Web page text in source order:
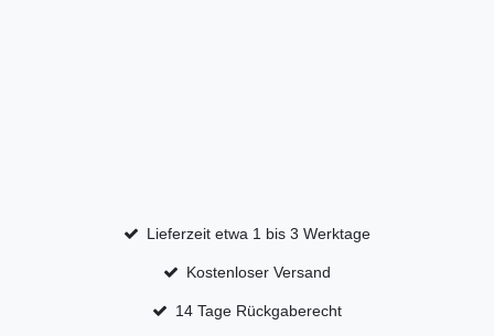
Lieferzeit etwa 1 bis 3 Werktage
Kostenloser Versand
14 Tage Rückgaberecht